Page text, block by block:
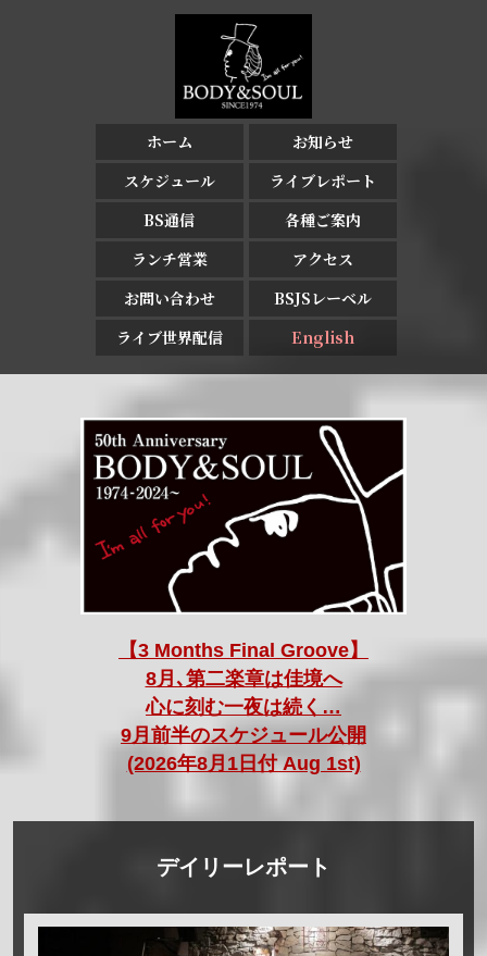
ホーム
お知らせ
スケジュール
ライブレポート
BS通信
各種ご案内
ランチ営業
アクセス
お問い合わせ
BSJSレーベル
ライブ世界配信
English
【3 Months Final Groove】
8月､第二楽章は佳境へ
心に刻む一夜は続く…
9月前半のスケジュール公開
(2026年8月1日付 Aug 1st)
デイリーレポート